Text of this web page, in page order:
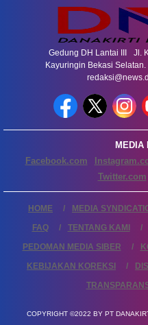
Gedung DH Lantai III Jl.
Kayuringin Bekasi
MEDIA
Facebook.com
Twitter.com
HOME MEDIA
FAQ
TENTANG KAMI
PEDOMAN MEDIA SIBER
KEBIJAKAN KOREKSI
COPYRIGHT ©2022 BY PT